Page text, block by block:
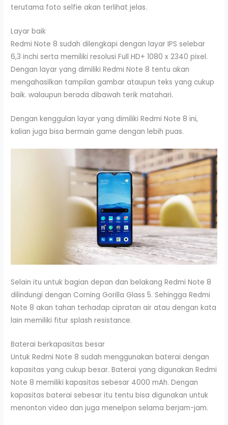
terutama foto selfie akan terlihat jelas.
Layar baik
Redmi Note 8 sudah dilengkapi dengan layar IPS selebar
6,3 inchi serta memiliki resolusi Full HD+ 1080 x 2340 pixel.
Dengan layar yang dimiliki Redmi Note 8 tentu akan
mengahasilkan tampilan gambar ataupun teks yang cukup
baik. walaupun berada dibawah terik matahari.
Dengan kenggulan layar yang dimiliki Redmi Note 8 ini,
kalian juga bisa bermain game dengan lebih puas.
Selain itu untuk bagian depan dan belakang Redmi Note 8
dilindungi dengan Corning Gorilla Glass 5. Sehingga Redmi
Note 8 akan tahan terhadap cipratan air atau dengan kata
lain memiliki fitur splash resistance.
Baterai berkapasitas besar
Untuk Redmi Note 8 sudah menggunakan baterai dengan
kapasitas yang cukup besar. Baterai yang digunakan Redmi
Note 8 memiliki kapasitas sebesar 4000 mAh. Dengan
kapasitas baterai sebesar itu tentu bisa digunakan untuk
menonton video dan juga menelpon selama berjam-jam.